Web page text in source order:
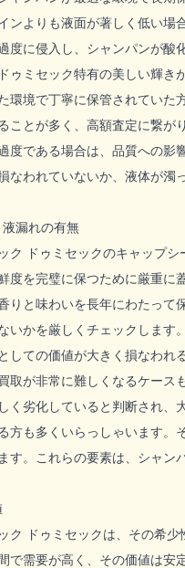
ンよりも液面が著しく低い
度に侵入し、シャンパンが
ゥミセック特有の美しい輝
環境で丁寧に保管されてい
ことが多く、高額査定に繋
度である場合は、品質への
なわれていないか、液体が濁
漏れの有無
ク ドゥミセックのキャップ
度を完璧に保つために厳重
りと味わいを長年にわたっ
いかを厳しくチェックしま
しての価値が大きく損なわれ
取が非常に難しくなるケー
く劣化していると判断され
方も多くいらっしゃいます
す。これらの要素は、シャン
ク ドゥミセックは、その希
で需要が高く、その価値は